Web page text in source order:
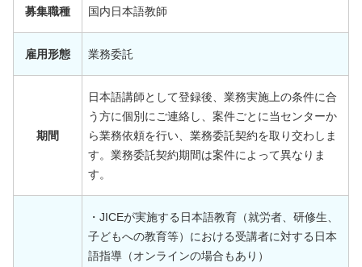
募集職種 国内日本語教師
雇用形態 業務委託
期間
日本語講師として登録後、業務実施上の条件に合
う方に個別にご連絡し、案件ごとに当センターか
ら業務依頼を行い、業務委託契約を取り交わしま
す。業務委託契約期間は案件によって異なりま
す。
・JICEが実施する日本語教育（就労者、研修生、
子どもへの教育等）における受講者に対する日本
語指導（オンラインの場合もあり）